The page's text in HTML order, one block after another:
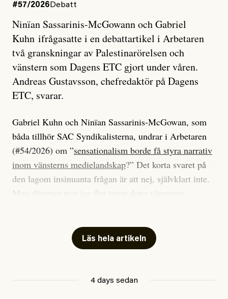
#57/2026 Debatt
Ninïan Sassarinis-McGowann och Gabriel
Kuhn ifrågasatte i en debattartikel i Arbetaren
två granskningar av Palestinarörelsen och
vänstern som Dagens ETC gjort under våren.
Andreas Gustavsson, chefredaktör på Dagens
ETC, svarar.
Gabriel Kuhn och Ninïan Sassarinis-McGowan, som
båda tillhör SAC Syndikalisterna, undrar i Arbetaren
(#54/2026) om ”sensationalism borde få styra narrativ
inom vänsterns medielandskap?” Det korta svaret på
den lagom insinuanta frågan är att nej, självklart inte.
Men däremot tror jag fler inom detta vänsterns
journalistik som vänder sig till många snarare än att
jaga inbördes beundran. Det har i alla fall fungerat för
Läs hela artikeln
4 days sedan